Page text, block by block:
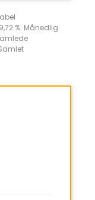
%. Månedlig